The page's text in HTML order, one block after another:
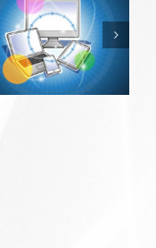
Realmente
Protetti